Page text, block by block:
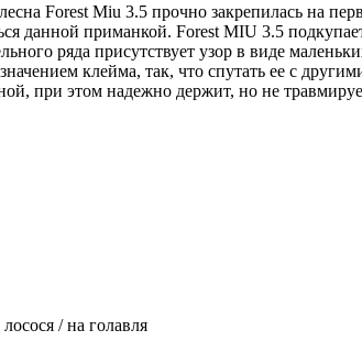
Forest Miu 3.5 прочно закрепилась на
данной приманкой. Forest MIU 3.5
ряда присутствует узор в виде
клейма, так, что спутать ее с
при этом надежно держит, но не
/ на голавля